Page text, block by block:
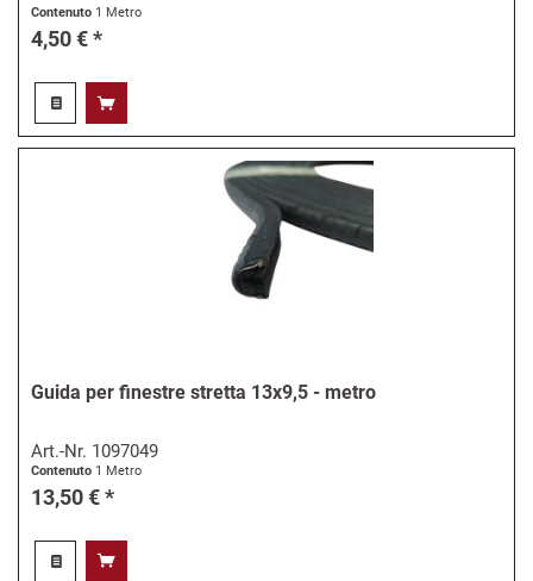
Contenuto 1 Metro
4,50 € *
Guida per finestre stretta 13x9,5 - metro
Art.-Nr. 1097049
Contenuto 1 Metro
13,50 € *